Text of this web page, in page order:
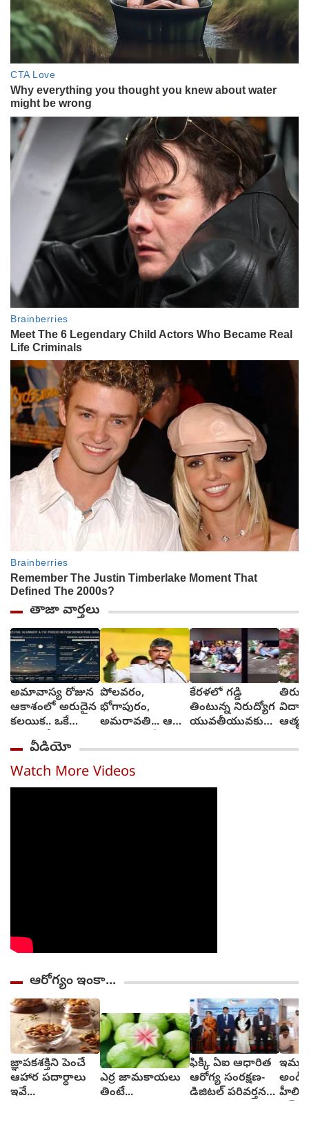
తాజా వార్తలు
అమావాస్య రోజున
ఆకాశంలో అరుదైన
కలయిక.. ఒకే
వరుసలో ఆరు
గ్రహాలు
పోలవరం,
భోగాపురం,
అమరావతి... ఆ
జగన్‌పై చంద్రబాబు
సెటైర్లు
కేరళలో గడ్డి
తింటున్న నిరుద్యోగ
యువతీయువకులు,
వీడియో
Watch More Videos
ఆరోగ్యం ఇంకా...
జ్ఞాపకశక్తిని పెంచే
ఆహార పదార్థాలు
ఇవే...
ఎర్ర జామకాయలు
తింటే...
ఫిక్కీ ఏఐ ఆధారిత
ఆరోగ్య సంరక్షణ-
డిజిటల్ పరివర్తన
అండ్